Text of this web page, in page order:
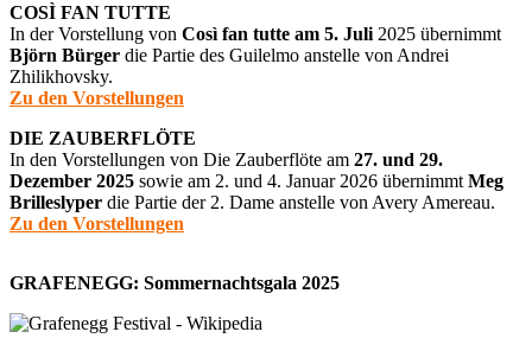
COSÌ FAN TUTTE
In der Vorstellung von Così fan tutte am 5. Juli 2025 übernimmt
Björn Bürger die Partie des Guilelmo anstelle von Andrei
Zhilikhovsky.
Zu den Vorstellungen
DIE ZAUBERFLÖTE
In den Vorstellungen von Die Zauberflöte am 27. und 29.
Dezember 2025 sowie am 2. und 4. Januar 2026 übernimmt Meg
Brilleslyper die Partie der 2. Dame anstelle von Avery Amereau.
Zu den Vorstellungen
GRAFENEGG: Sommernachtsgala 2025